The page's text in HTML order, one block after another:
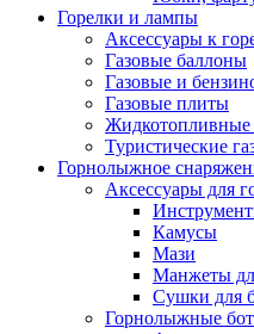
Горелки и лампы
Аксессуары к
Газовые баллоны
Газовые и
Газовые плиты
Жидкотопливные
Туристические
Горнолыжное
Аксессуары для
Камусы
Мази
Манжеты
Сушки для
Горнолыжные